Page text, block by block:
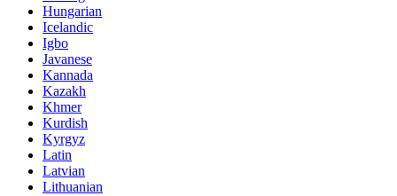
Hungarian
Icelandic
Igbo
Javanese
Kannada
Kazakh
Khmer
Kurdish
Kyrgyz
Latin
Latvian
Lithuanian